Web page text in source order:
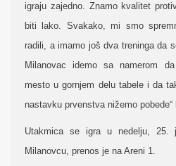
igraju zajedno. Znamo kvalitet
biti lako. Svakako, mi smo
radili, a imamo još dva treninga da
Milanovac idemo sa namerom
mesto u gornjem delu tabele i da
nastavku prvenstva nižemo
Utakmica se igra u nedelju, 25.
Milanovcu, prenos je na Areni 1.